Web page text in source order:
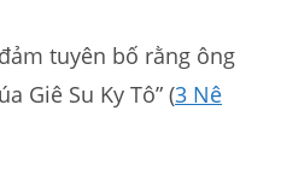
tuyên bố rằng ông
Giê Su Ky Tô” (3 Nê